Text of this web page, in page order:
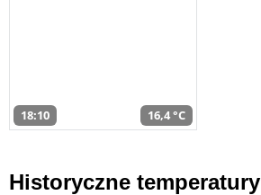
18:10 16,4 °C
Historyczne temperatury